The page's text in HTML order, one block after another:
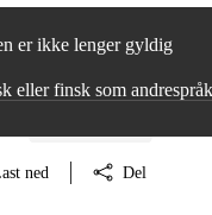
er ikke lenger gyldig
eller finsk som
ned Del